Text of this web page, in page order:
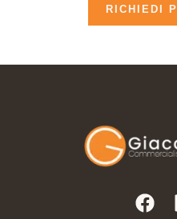
RICHIEDI